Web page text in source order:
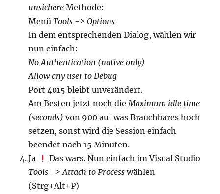
unsichereMethode:
MenüTools -> Options
In dem entsprechenden Dialog, wählen wir
nun einfach:
No Authentication (native only)
Allow any user to Debug
Port 4015 bleibt unverändert.
Am Besten jetzt noch dieMaximum idle time
(seconds)von 900 auf was Brauchbares hoch
setzen, sonst wird die Session einfach
beendet nach 15 Minuten.
Ja
Das wars. Nun einfach im Visual Studio
Tools -> Attach to Process wählen
(Strg+Alt+P)